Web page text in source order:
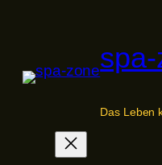
Das Leben